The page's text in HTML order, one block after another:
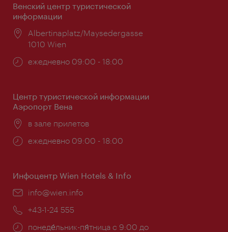
Венский центр туристической
информации
Расположение:
Albertinaplatz/Maysedergasse
1010 Wien
Часы
ежедневно 09:00 - 18:00
Центр туристической информации
Аэропорт Вена
Расположение:
в зале прилетов
Часы
ежедневно 09:00 - 18:00
Инфоцентр Wien Hotels & Info
Эл.
info@wien.info
Телефон:
+43-1-24 555
Часы
понеде́льник-пя́тница с 9:00 до